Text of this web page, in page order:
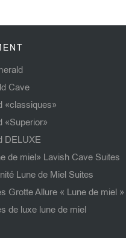
Cave
«classiques»
«Superior»
DELUXE
de miel» Lavish Cave Suites
Lune de Miel Suites
Grotte Allure « Lune de miel »
de luxe lune de miel